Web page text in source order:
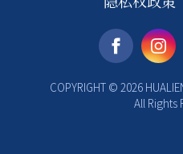
COPYRIGHT © 2026
All Rights